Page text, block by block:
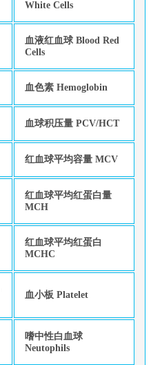
White Cells
血液红血球 Blood Red
Cells
血色素 Hemoglobin
血球积压量 PCV/HCT
红血球平均容量 MCV
红血球平均红蛋白量
MCH
红血球平均红蛋白
MCHC
血小板 Platelet
嗜中性白血球
Neutophils